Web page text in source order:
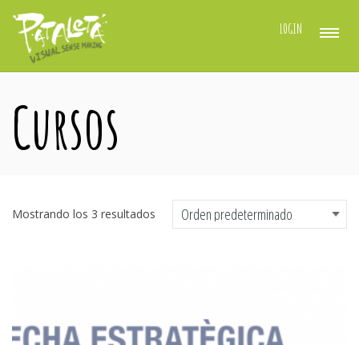
LOGIN
Cursos
Mostrando los 3 resultados